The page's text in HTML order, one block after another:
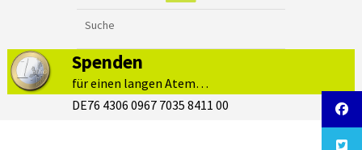
Spenden
für einen langen Atem…
DE76 4306 0967 7035 8411 00